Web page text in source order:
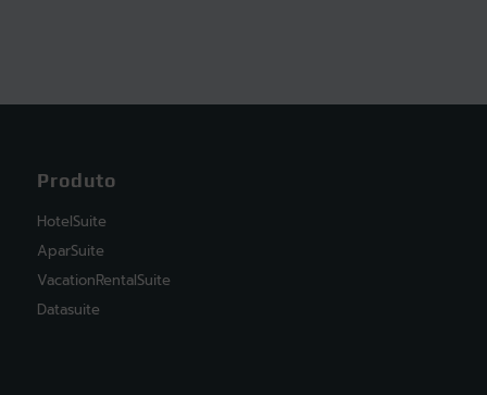
Produto
HotelSuite
AparSuite
VacationRentalSuite
Datasuite